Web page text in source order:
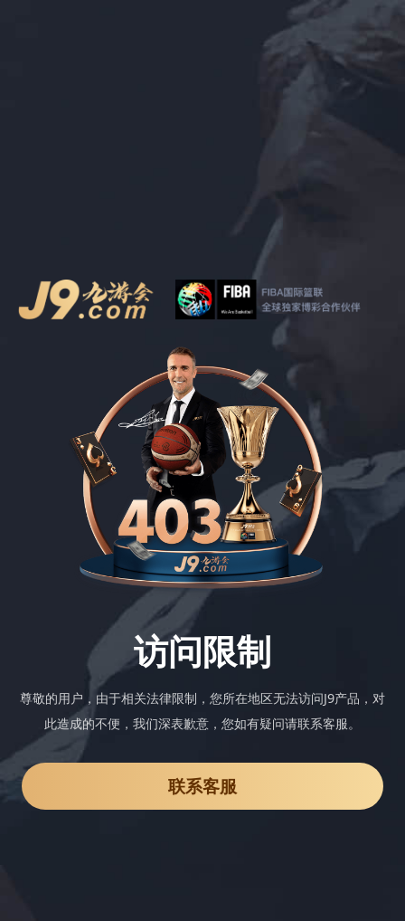
访问限制
尊敬的用户，由于相关法律限制，您所在地区无法访问J9产品，对
此造成的不便，我们深表歉意，您如有疑问请联系客服。
联系客服